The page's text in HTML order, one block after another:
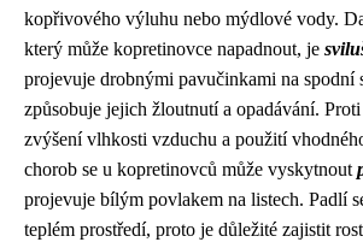
kopřivového výluhu nebo mýdlové vody.
který může kopretinovce napadnout, je
projevuje drobnými pavučinkami na spodní
způsobuje jejich žloutnutí a opadávání.
zvýšení vlhkosti vzduchu a použití
chorob se u kopretinovců může vyskytnout
projevuje bílým povlakem na listech. Padlí
teplém prostředí, proto je důležité zajistit